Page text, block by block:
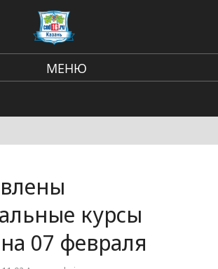
МЕНЮ
Городские события
курсы
07 февраля